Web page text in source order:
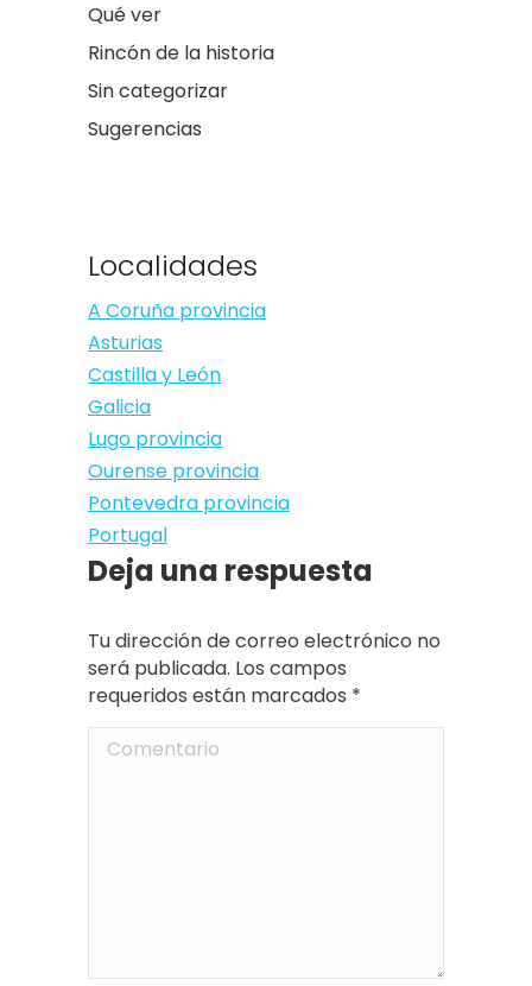
Qué ver
Rincón de la historia
Sin categorizar
Sugerencias
Localidades
A Coruña provincia
Asturias
Castilla y León
Galicia
Lugo provincia
Ourense provincia
Pontevedra provincia
Portugal
Deja una respuesta
Tu dirección de correo electrónico no
será publicada. Los campos
requeridos están marcados *
Comentario